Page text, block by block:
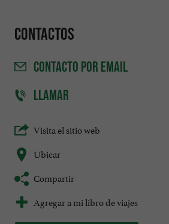
Contactos
CONTACTO POR EMAIL
LLAMAR
Visita el sitio web
Ubicar
Compartir
Agregar a mi libro de viajes